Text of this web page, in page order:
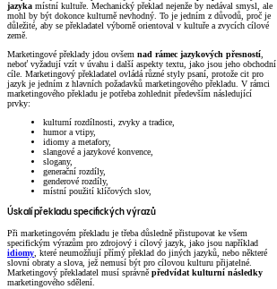
jazyka místní kultuře. Mechanický překlad nejenže by nedával smysl, ale
mohl by být dokonce kulturně nevhodný. To je jedním z důvodů, proč je
důležité, aby se překladatel výborně orientoval v kultuře a zvycích cílové
země.
Marketingové překlady jdou ovšem nad rámec jazykových přesností
neboť vyžadují vzít v úvahu i další aspekty textu, jako jsou jeho obchodní
cíle. Marketingový překladatel ovládá různé styly psaní, protože cit pro
jazyk je jedním z hlavních požadavků marketingového překladu. V rámci
marketingového překladu je potřeba zohlednit především následující
prvky:
kulturní rozdílnosti, zvyky a tradice,
humor a vtipy,
idiomy a metafory,
slangové a jazykové konvence,
slogany,
generační rozdíly,
genderové rozdíly,
místní použití klíčových slov,
Úskalí překladu specifických výrazů
Při marketingovém překladu je třeba důsledně přistupovat ke všem
specifickým výrazům pro zdrojový i cílový jazyk, jako jsou například
idiomy, které neumožňují přímý překlad do jiných jazyků, nebo některé
slovní obraty a slova, jež nemusí být pro cílovou kulturu přijatelné.
Marketingový překladatel musí správně předvídat kulturní následky
marketingového sdělení.